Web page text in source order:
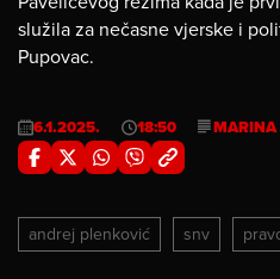
služila za nečasne vjerske i
Pupovac.
6.1.2025. 18:50 MARINA
andrej plenković snv